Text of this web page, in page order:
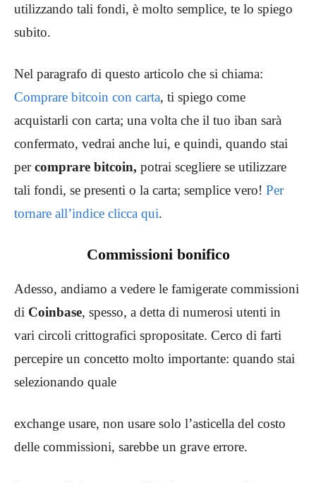
utilizzando tali fondi, è molto semplice, te lo spiego
subito.
Nel paragrafo di questo articolo che si chiama:
Comprare bitcoin con carta, ti spiego come
acquistarli con carta; una volta che il tuo iban sarà
confermato, vedrai anche lui, e quindi, quando stai
percomprare bitcoin, potrai scegliere se utilizzare
tali fondi, se presenti o la carta; semplice vero! Per
tornare all’indice clicca qui.
Commissioni bonifico
Adesso, andiamo a vedere le famigerate commissioni
di Coinbase, spesso, a detta di numerosi utenti in
vari circoli crittografici spropositate. Cerco di farti
percepire un concetto molto importante: quando stai
selezionando quale
exchange usare, non usare solo l’asticella del costo
delle commissioni, sarebbe un grave errore.